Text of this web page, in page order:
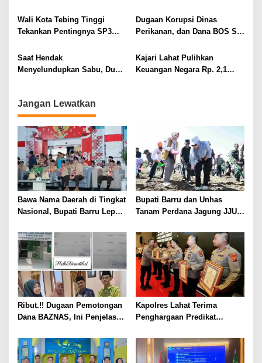
Sumsel Tahun 2026
Wali Kota Tebing Tinggi
Tekankan Pentingnya SP3
Dugaan Korupsi Dinas
Perikanan, dan Dana BOS SD
Terus Dipertajam Kajari Lahat
Saat Hendak
Menyelundupkan Sabu, Dua
Kajari Lahat Pulihkan
Keuangan Negara Rp. 2,1
Jangan Lewatkan
Bawa Nama Daerah di Tingkat
Nasional, Bupati Barru Lepas
XII
Bupati Barru dan Unhas
Tanam Perdana Jagung JJUH,
dan Kesejahteraan Petani
Ribut.!! Dugaan Pemotongan
Dana BAZNAS, Ini Penjelasan
Kapolres Lahat Terima
Penghargaan Predikat
Sumsel Tahun 2026